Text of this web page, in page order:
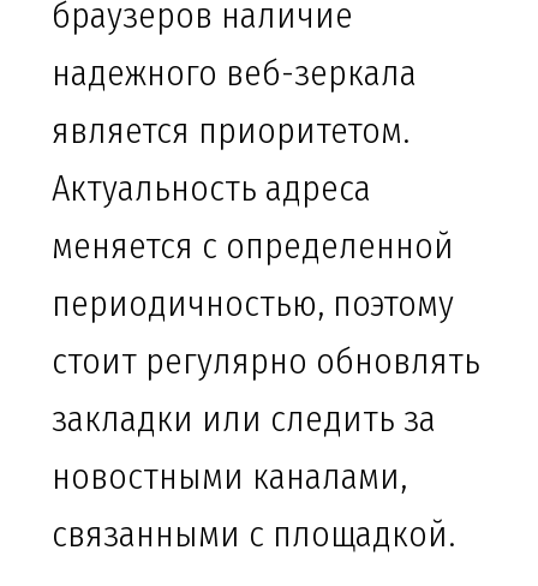
браузеров наличие
надежного веб-зеркала
является приоритетом.
Актуальность адреса
меняется с определенной
периодичностью, поэтому
стоит регулярно обновлять
закладки или следить за
новостными каналами,
связанными с площадкой.